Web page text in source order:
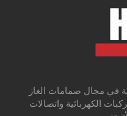
في مجال صمامات الغاز
الكهربائية واتصالات